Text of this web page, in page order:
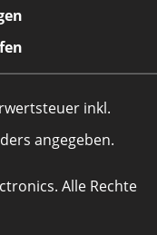
inkl.
angegeben.
Alle Rechte